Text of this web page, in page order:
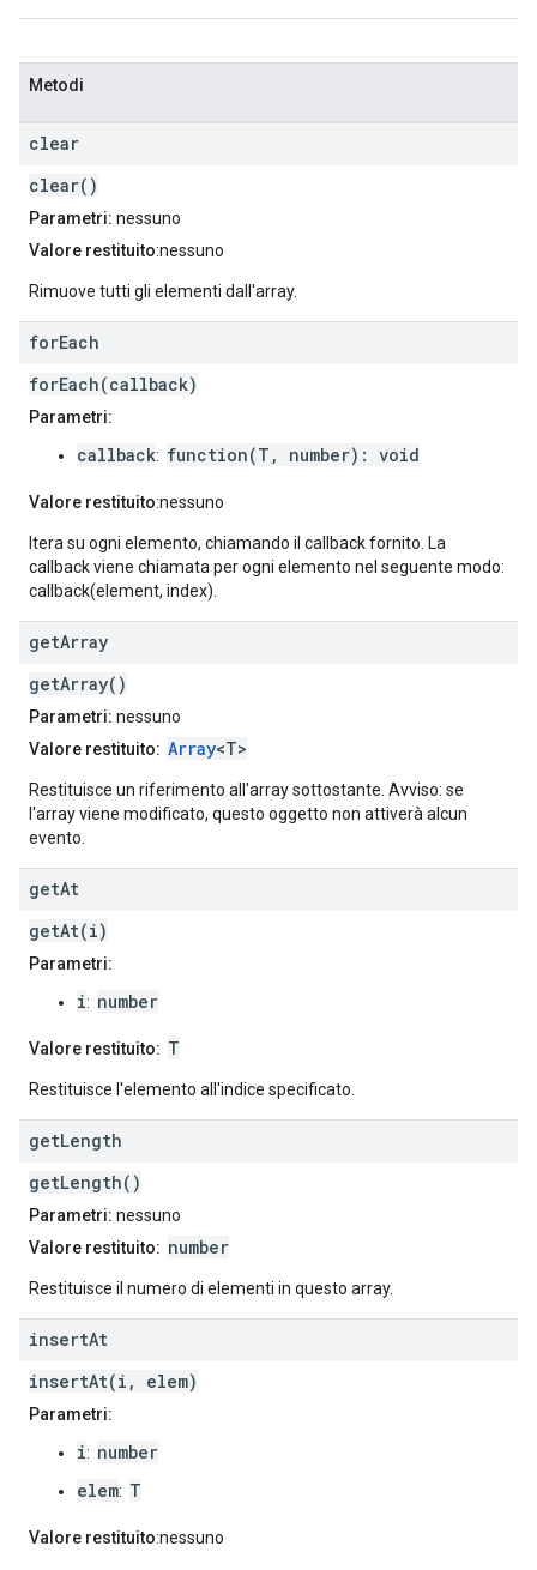
Metodi
clear
clear()
Parametri: nessuno
Valore restituito:nessuno
Rimuove tutti gli elementi dall'array.
forEach
forEach(callback)
Parametri:
callback: function(T, number): void
Valore restituito:nessuno
Itera su ogni elemento, chiamando il callback fornito. La
callback viene chiamata per ogni elemento nel seguente modo:
callback(element, index).
getArray
getArray()
Parametri: nessuno
Valore restituito: Array<T>
Restituisce un riferimento all'array sottostante. Avviso: se
l'array viene modificato, questo oggetto non attiverà alcun
evento.
getAt
getAt(i)
Parametri:
i: number
Valore restituito: T
Restituisce l'elemento all'indice specificato.
getLength
getLength()
Parametri: nessuno
Valore restituito: number
Restituisce il numero di elementi in questo array.
insertAt
insertAt(i, elem)
Parametri:
i: number
elem: T
Valore restituito:nessuno